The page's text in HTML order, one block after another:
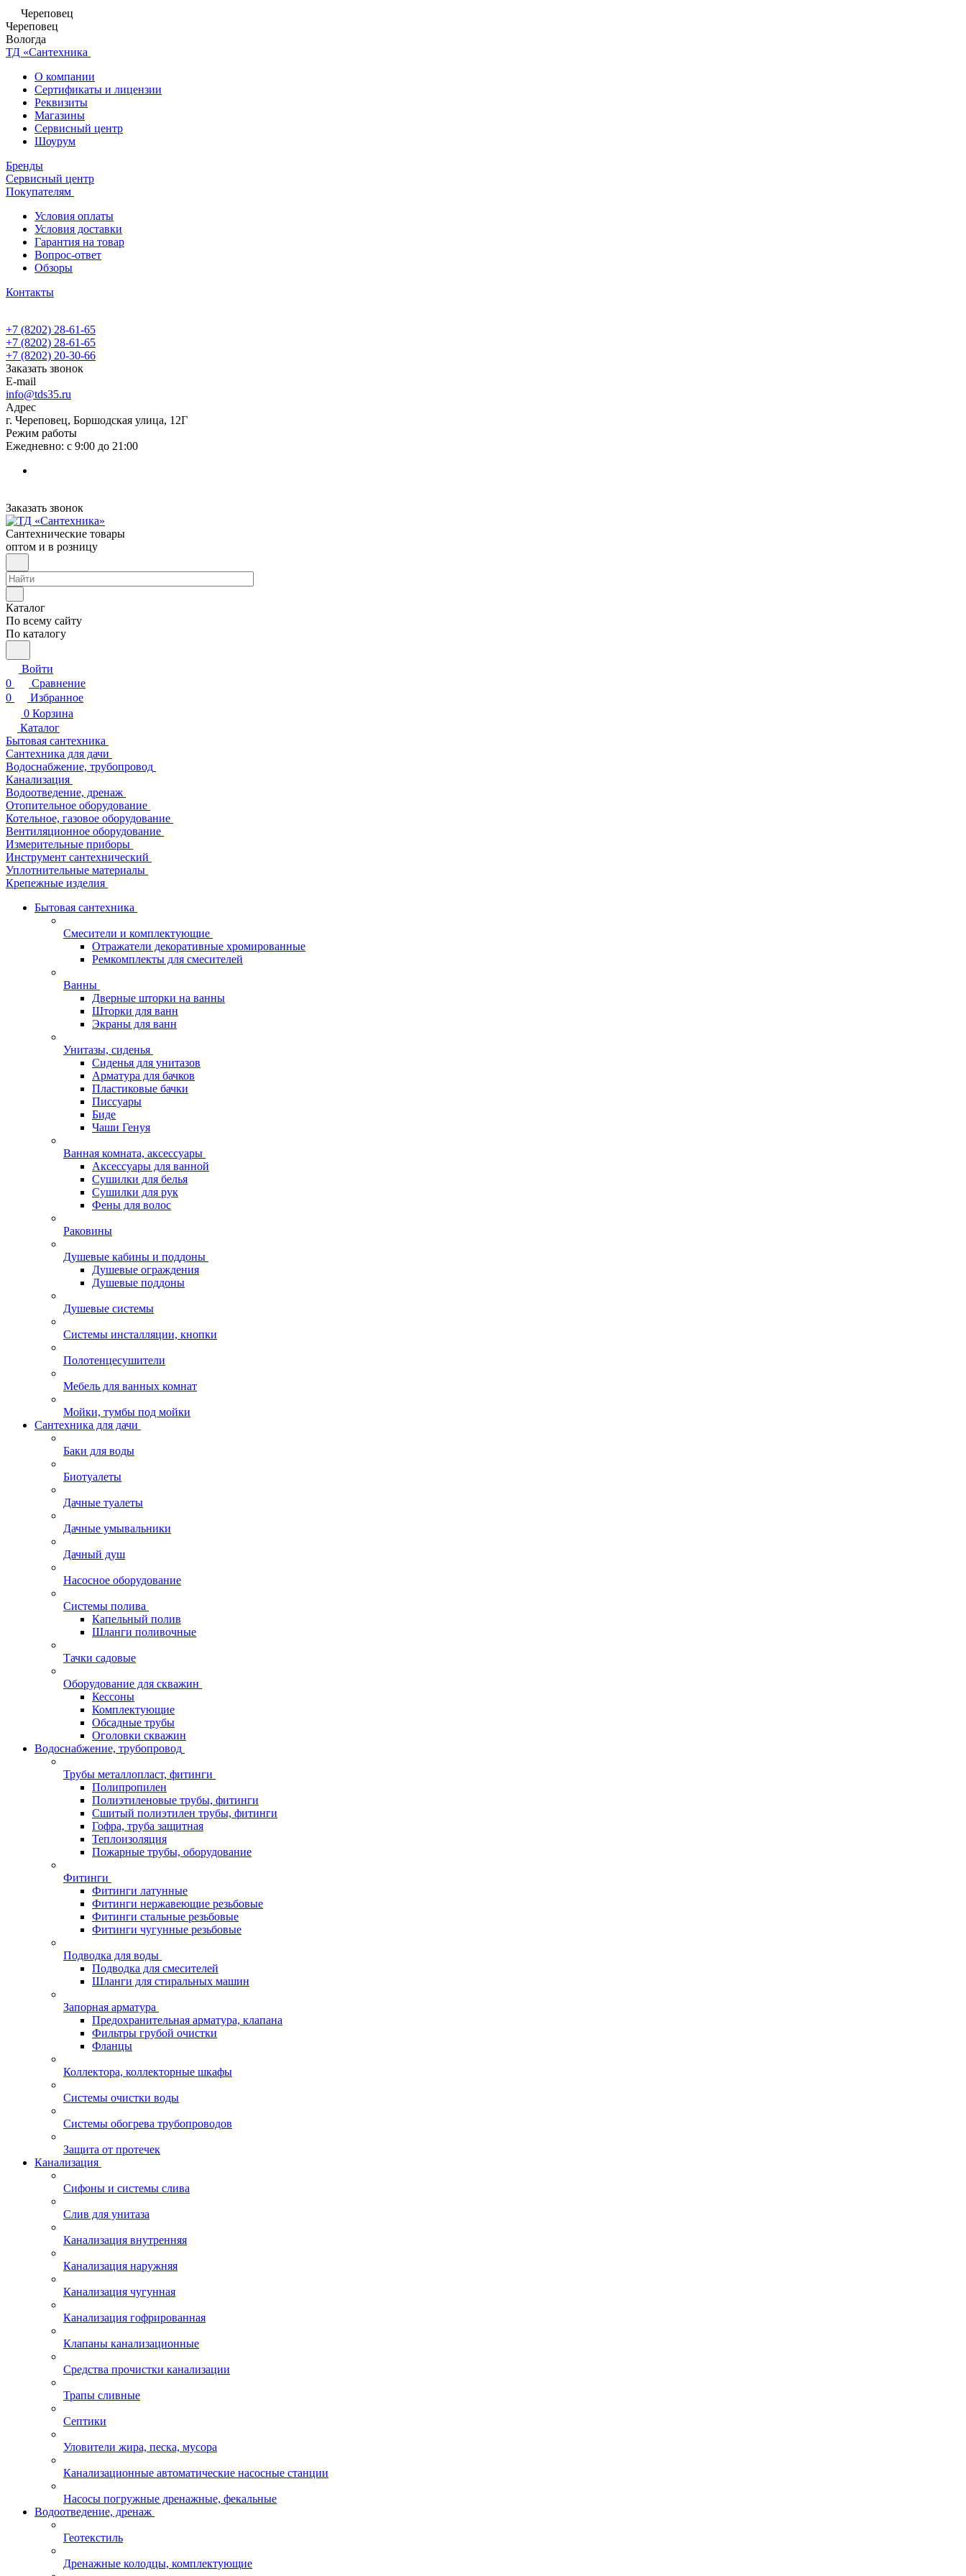
Череповец
Череповец
Вологда
ТД «Сантехника
О компании
Сертификаты и лицензии
Реквизиты
Магазины
Сервисный центр
Шоурум
Бренды
Сервисный центр
Покупателям
Условия оплаты
Условия доставки
Гарантия на товар
Вопрос-ответ
Обзоры
Контакты
+7 (8202) 28‑61-65
+7 (8202) 28‑61-65
+7 (8202) 20‑30-66
Заказать звонок
E-mail
info@tds35.ru
Адрес
г. Череповец, Боршодская улица, 12Г
Режим работы
Ежедневно: с 9:00 до 21:00
Заказать звонок
Сантехнические товары
оптом и в розницу
Каталог
По всему сайту
По каталогу
Войти
0
Сравнение
0
Избранное
0 Корзина
Каталог
Бытовая сантехника
Сантехника для дачи
Водоснабжение, трубопровод
Канализация
Водоотведение, дренаж
Отопительное оборудование
Котельное, газовое оборудование
Вентиляционное оборудование
Измерительные приборы
Инструмент сантехнический
Уплотнительные материалы
Крепежные изделия
Бытовая сантехника
Смесители и комплектующие
Отражатели декоративные хромированные
Ремкомплекты для смесителей
Ванны
Дверные шторки на ванны
Шторки для ванн
Экраны для ванн
Унитазы, сиденья
Сиденья для унитазов
Арматура для бачков
Пластиковые бачки
Писсуары
Биде
Чаши Генуя
Ванная комната, аксессуары
Аксессуары для ванной
Сушилки для белья
Сушилки для рук
Фены для волос
Раковины
Душевые кабины и поддоны
Душевые ограждения
Душевые поддоны
Душевые системы
Системы инсталляции, кнопки
Полотенцесушители
Мебель для ванных комнат
Мойки, тумбы под мойки
Сантехника для дачи
Баки для воды
Биотуалеты
Дачные туалеты
Дачные умывальники
Дачный душ
Насосное оборудование
Системы полива
Капельный полив
Шланги поливочные
Тачки садовые
Оборудование для скважин
Кессоны
Комплектующие
Обсадные трубы
Оголовки скважин
Водоснабжение, трубопровод
Трубы металлопласт, фитинги
Полипропилен
Полиэтиленовые трубы, фитинги
Сшитый полиэтилен трубы, фитинги
Гофра, труба защитная
Теплоизоляция
Пожарные трубы, оборудование
Фитинги
Фитинги латунные
Фитинги нержавеющие резьбовые
Фитинги стальные резьбовые
Фитинги чугунные резьбовые
Подводка для воды
Подводка для смесителей
Шланги для стиральных машин
Запорная арматура
Предохранительная арматура, клапана
Фильтры грубой очистки
Фланцы
Коллектора, коллекторные шкафы
Системы очистки воды
Системы обогрева трубопроводов
Защита от протечек
Канализация
Сифоны и системы слива
Слив для унитаза
Канализация внутренняя
Канализация наружняя
Канализация чугунная
Канализация гофрированная
Клапаны канализационные
Средства прочистки канализации
Трапы сливные
Септики
Уловители жира, песка, мусора
Канализационные автоматические насосные станции
Насосы погружные дренажные, фекальные
Водоотведение, дренаж
Геотекстиль
Дренажные колодцы, комплектующие